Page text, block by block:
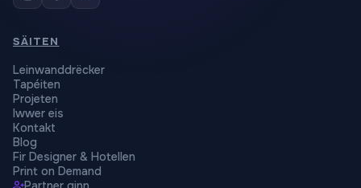
SÄITEN
Leinwanddrëcker
Tapéiten
Projeten
Iwwer eis
Kontakt
Blog
Fir Designer & Hotellen
Print on Demand